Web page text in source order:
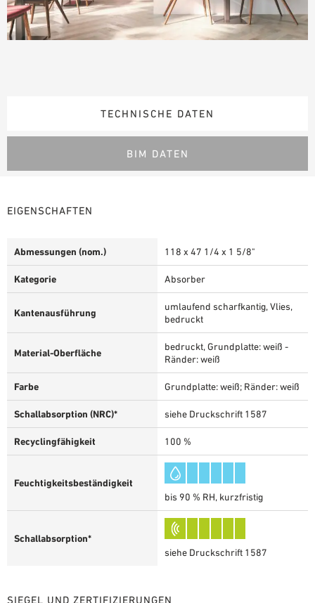
TECHNISCHE DATEN
BIM DATEN
EIGENSCHAFTEN
Abmessungen (nom.) 118 x 47 1/4 x 1 5/8"
Kategorie Absorber
Kantenausführung
umlaufend scharfkantig, Vlies,
bedruckt
Material-Oberfläche
bedruckt, Grundplatte: weiß -
Ränder: weiß
Farbe Grundplatte: weiß; Ränder: weiß
Schallabsorption (NRC)* siehe Druckschrift 1587
Recyclingfähigkeit 100 %
Feuchtigkeitsbeständigkeit
bis 90 % RH, kurzfristig
Schallabsorption*
siehe Druckschrift 1587
SIEGEL UND ZERTIFIZIERUNGEN